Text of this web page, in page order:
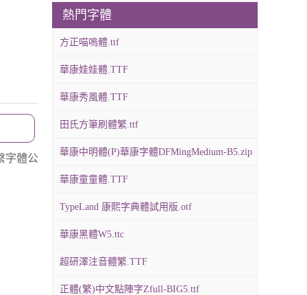
字體公
熱門字體
方正喵嗚體.ttf
華康娃娃體.TTF
華康秀風體.TTF
田氏方筆刷體繁.ttf
華康中明體(P)華康字體DFMingMedium-B5.zip
華康童童體.TTF
TypeLand 康熙字典體試用版.otf
華康黑體W5.ttc
超研澤注音體繁.TTF
正體(繁)中文點陣字Zfull-BIG5.ttf